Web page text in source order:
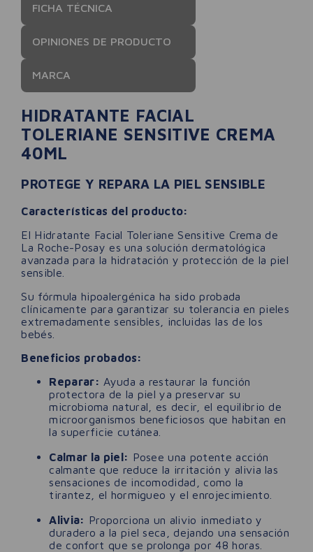
FICHA TÉCNICA
OPINIONES DE PRODUCTO
MARCA
HIDRATANTE FACIAL
TOLERIANE SENSITIVE CREMA
40ML
PROTEGE Y REPARA LA PIEL SENSIBLE
Características del producto:
El Hidratante Facial Toleriane Sensitive Crema de
La Roche-Posay es una solución dermatológica
avanzada para la hidratación y protección de la piel
sensible.
Su fórmula hipoalergénica ha sido probada
clínicamente para garantizar su tolerancia en pieles
extremadamente sensibles, incluidas las de los
bebés.
Beneficios probados:
Reparar: Ayuda a restaurar la función
protectora de la piel ya preservar su
microbioma natural, es decir, el equilibrio de
microorganismos beneficiosos que habitan en
la superficie cutánea.
Calmar la piel: Posee una potente acción
calmante que reduce la irritación y alivia las
sensaciones de incomodidad, como la
tirantez, el hormigueo y el enrojecimiento.
Alivia: Proporciona un alivio inmediato y
duradero a la piel seca, dejando una sensación
de confort que se prolonga por 48 horas.